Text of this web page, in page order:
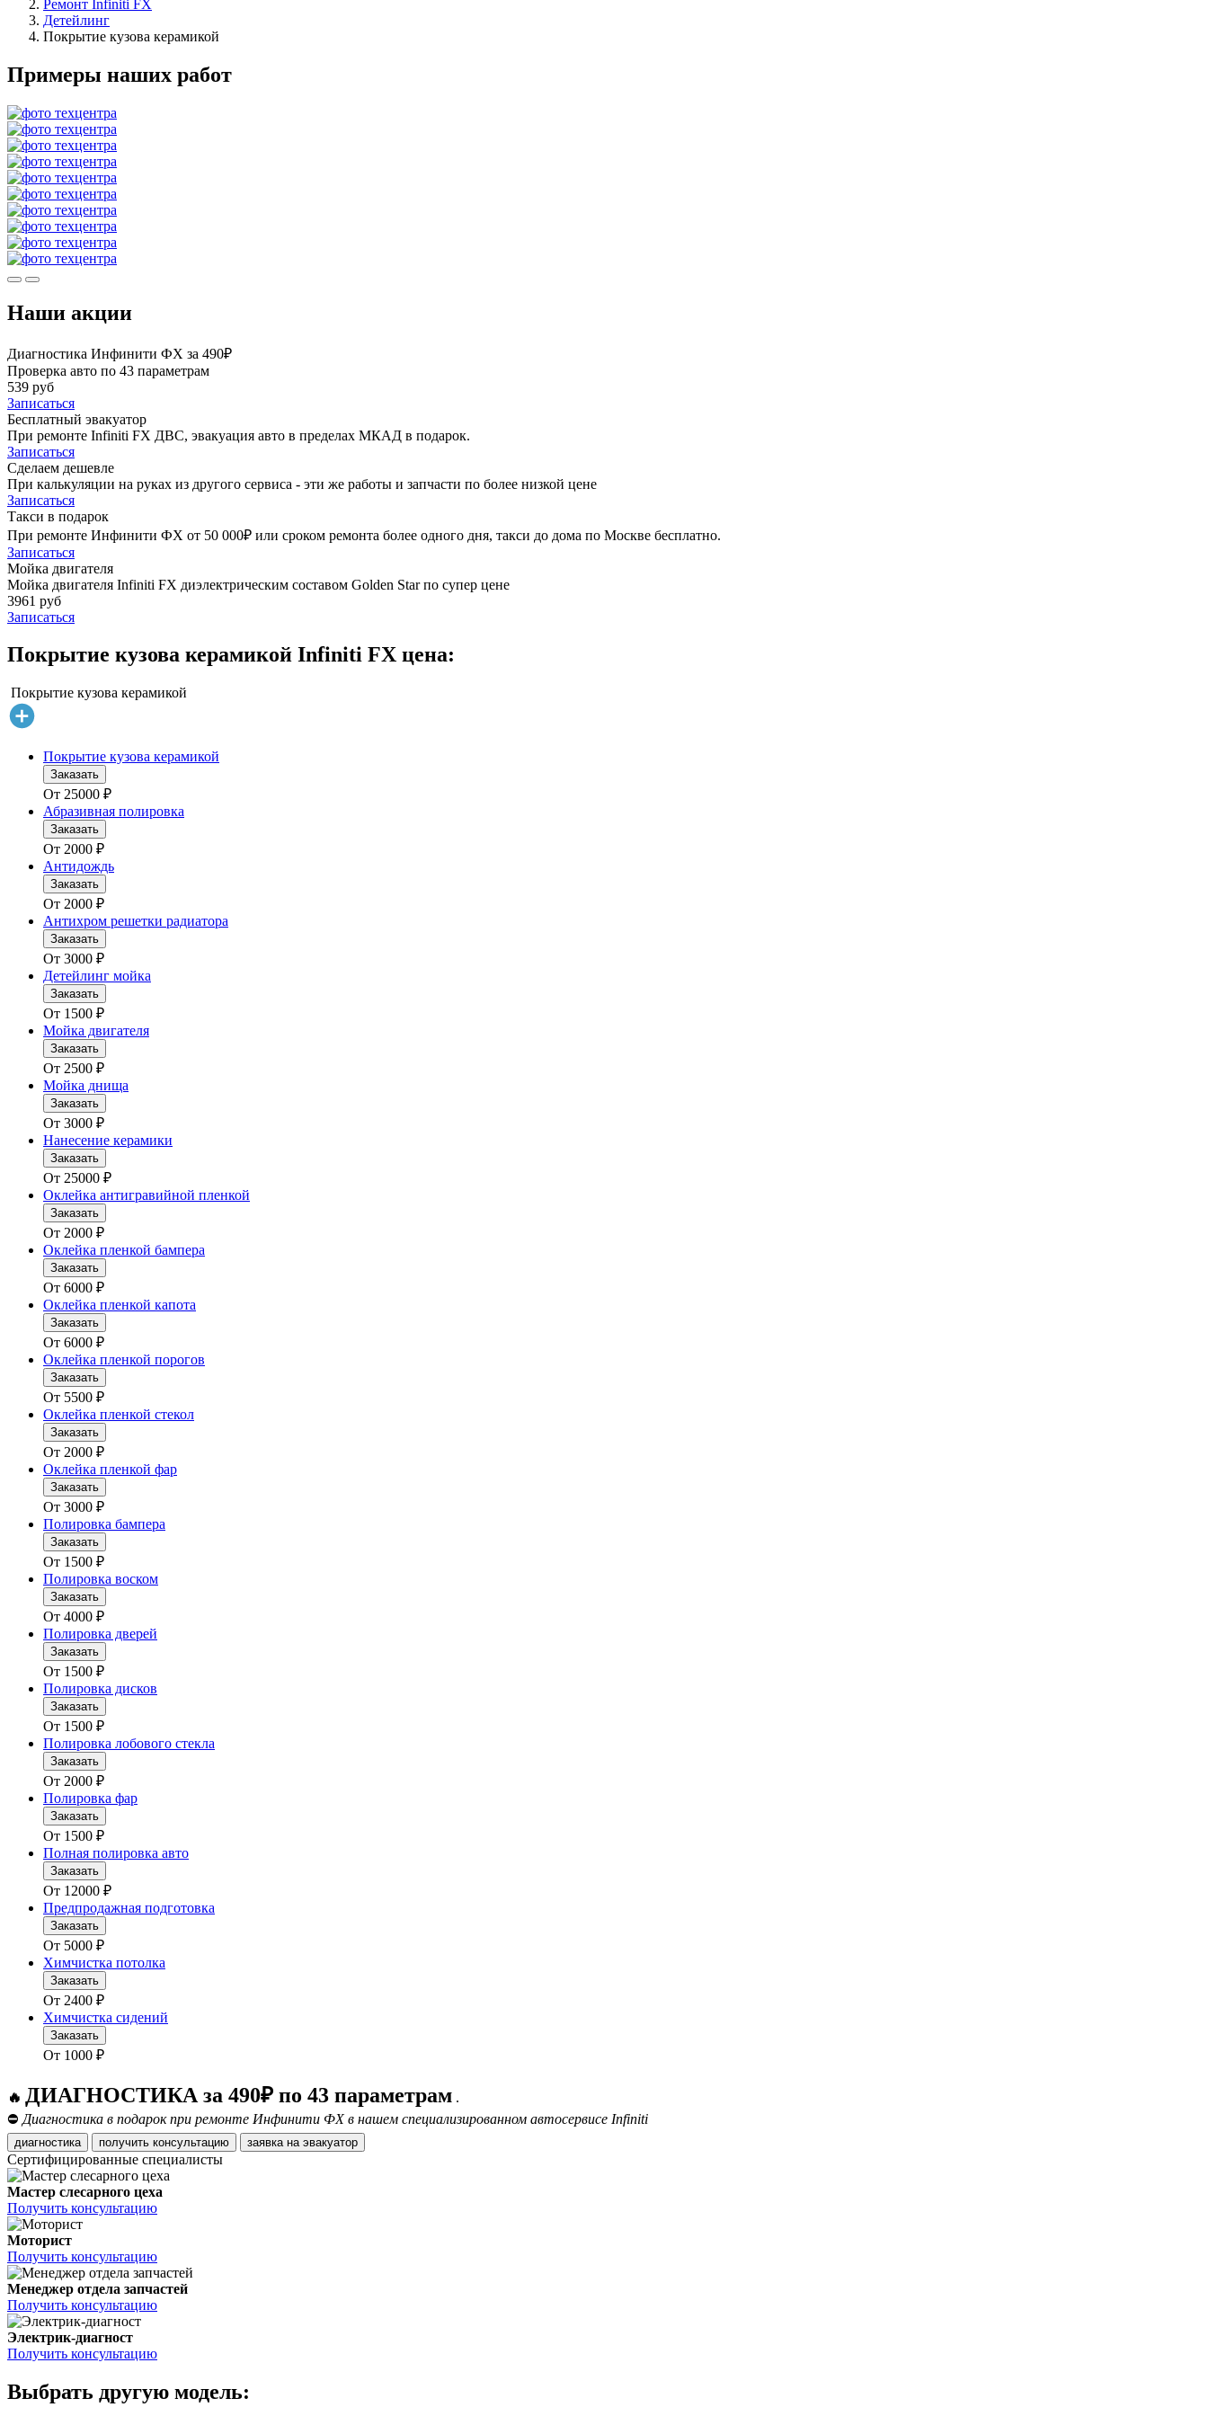
Ремонт Infiniti FX
Детейлинг
Покрытие кузова керамикой
Примеры наших работ
Наши акции
Диагностика Инфинити ФХ за 490₽
Проверка авто по 43 параметрам
539 руб
Записаться
Бесплатный эвакуатор
При ремонте Infiniti FX ДВС, эвакуация авто в пределах МКАД в подарок.
Записаться
Сделаем дешевле
При калькуляции на руках из другого сервиса - эти же работы и запчасти по более низкой цене
Записаться
Такси в подарок
При ремонте Инфинити ФХ от 50 000₽ или сроком ремонта более одного дня, такси до дома по Москве бесплатно.
Записаться
Мойка двигателя
Мойка двигателя Infiniti FX диэлектрическим составом Golden Star по супер цене
3961 руб
Записаться
Покрытие кузова керамикой Infiniti FX цена:
Покрытие кузова керамикой
Покрытие кузова керамикой
Заказать
От 25000 ₽
Абразивная полировка
Заказать
От 2000 ₽
Антидождь
Заказать
От 2000 ₽
Антихром решетки радиатора
Заказать
От 3000 ₽
Детейлинг мойка
Заказать
От 1500 ₽
Мойка двигателя
Заказать
От 2500 ₽
Мойка днища
Заказать
От 3000 ₽
Нанесение керамики
Заказать
От 25000 ₽
Оклейка антигравийной пленкой
Заказать
От 2000 ₽
Оклейка пленкой бампера
Заказать
От 6000 ₽
Оклейка пленкой капота
Заказать
От 6000 ₽
Оклейка пленкой порогов
Заказать
От 5500 ₽
Оклейка пленкой стекол
Заказать
От 2000 ₽
Оклейка пленкой фар
Заказать
От 3000 ₽
Полировка бампера
Заказать
От 1500 ₽
Полировка воском
Заказать
От 4000 ₽
Полировка дверей
Заказать
От 1500 ₽
Полировка дисков
Заказать
От 1500 ₽
Полировка лобового стекла
Заказать
От 2000 ₽
Полировка фар
Заказать
От 1500 ₽
Полная полировка авто
Заказать
От 12000 ₽
Предпродажная подготовка
Заказать
От 5000 ₽
Химчистка потолка
Заказать
От 2400 ₽
Химчистка сидений
Заказать
От 1000 ₽
🔥 ДИАГНОСТИКА за 490₽ по 43 параметрам .
⛔ Диагностика в подарок при ремонте Инфинити ФХ в нашем специализированном автосервисе Infiniti
диагностика получить консультацию заявка на эвакуатор
Сертифицированные специалисты
Мастер слесарного цеха
Получить консультацию
Моторист
Получить консультацию
Менеджер отдела запчастей
Получить консультацию
Электрик-диагност
Получить консультацию
Выбрать другую модель: